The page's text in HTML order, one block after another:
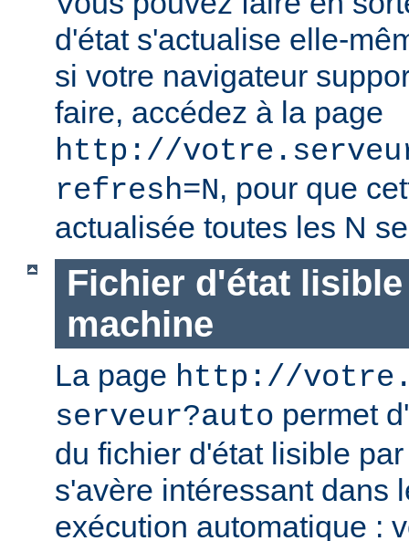
d'état s'actualise elle-
si votre navigateur
faire, accédez à la page
http://
refresh=N, pour que
actualisée toutes les N
Fichier d'état
machine
La page http://
serveur?auto permet
du fichier d'état lisible
s'avère intéressant dans
exécution automatique :